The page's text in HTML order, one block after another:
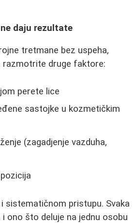
daju rezultate
tretmane bez uspeha,
razmotrite druge faktore:
perete lice
sastojke u kozmetičkim
(zagadjenje vazduha,
sistematičnom pristupu. Svaka
ono što deluje na jednu osobu